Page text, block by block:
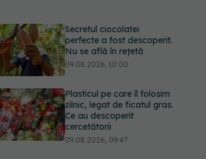
Secretul ciocolatei
perfecte a fost descoperit.
Nu se află în rețetă
09.08.2026, 10:00
Plasticul pe care îl folosim
zilnic, legat de ficatul gras.
Ce au descoperit
cercetătorii
09.08.2026, 09:47